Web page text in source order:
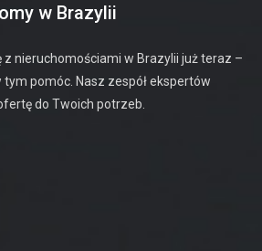
w Brazylii
z nieruchomościami w Brazylii już teraz –
pomóc. Nasz zespół ekspertów
do Twoich potrzeb.